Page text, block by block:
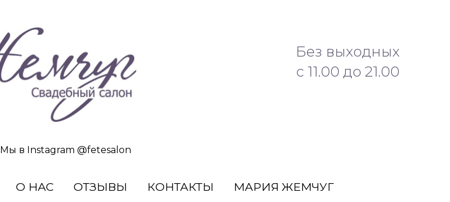
Без выходных
с 11.00 до 21.00
Мы в Instagram @fetesalon
О НАС ОТЗЫВЫ КОНТАКТЫ МАРИЯ ЖЕМЧУГ